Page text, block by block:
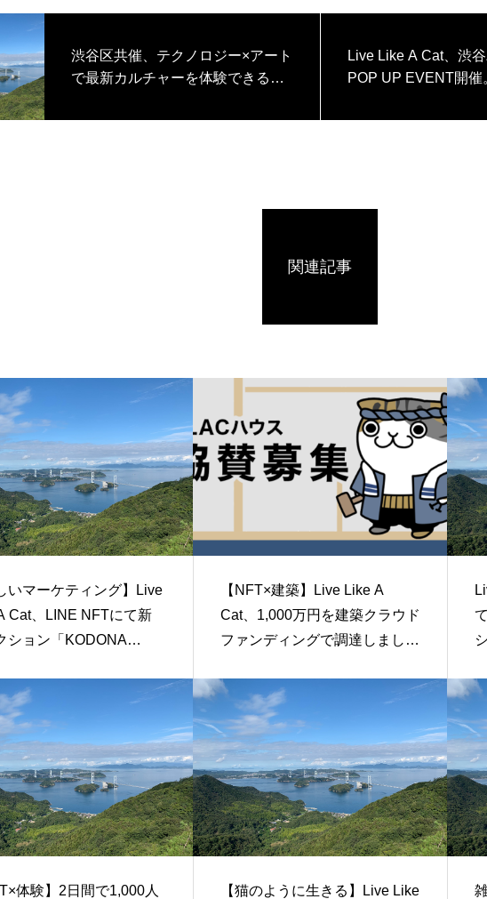
渋谷区共催、テクノロジー×アート
で最新カルチャーを体験できるイ
ブヤ）」にて、渋谷の商業施設や
Live Like A Cat、渋
POP UP EVENT開催
レゼント！2024年2
関連記事
いマーケティング】Live
Cat、LINE NFTにて新
ション「KODONA
【NFT×建築】Live Like A
Cat、1,000万円を建築クラウド
ファンディングで調達しまし
9
体験】2日間で1,000人
【猫のように生きる】Live Like